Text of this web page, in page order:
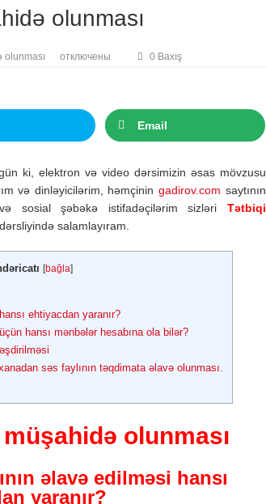
olunması
olunması отключены 0 Baxış
Email
ki, elektron və video dərsimizin əsas mövzusu
və dinləyicilərim, həmçinin gadirov.com saytının
sosial şəbəkə istifadəçilərim sizləri Tətbiqi
salamlayıram.
[bağla]
ehtiyacdan yaranır?
hansı mənbələr hesabına ola bilər?
səs faylının təqdimata əlavə olunması.
olunması
əlavə edilməsi hansı
yaranır?